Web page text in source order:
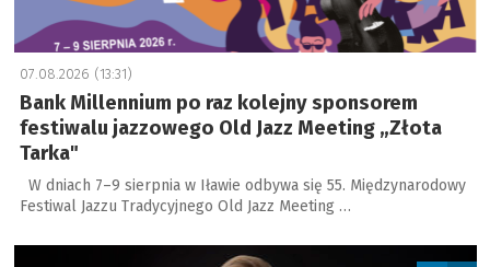
07.08.2026 (13:31)
Bank Millennium po raz kolejny sponsorem
festiwalu jazzowego Old Jazz Meeting „Złota
Tarka"
W dniach 7–9 sierpnia w Iławie odbywa się 55. Międzynarodowy
Festiwal Jazzu Tradycyjnego Old Jazz Meeting …
a